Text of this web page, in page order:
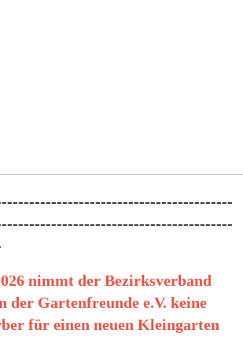
nimmt der Bezirksverband
der Gartenfreunde e.V. keine
für einen neuen Kleingarten